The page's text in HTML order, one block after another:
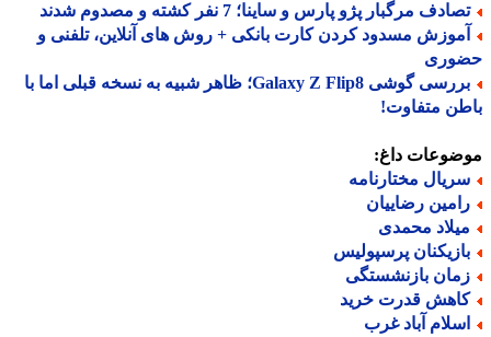
مرگبار پژو پارس و ساینا؛ 7 نفر کشته و مصدوم شدند
مسدود کردن کارت بانکی + روش های آنلاین، تلفنی و
بررسی گوشی Galaxy Z Flip8؛ ظاهر شبیه به نسخه قبلی اما با
متفاوت!
داغ:
مختارنامه
رضاییان
محمدی
پرسپولیس
بازنشستگی
قدرت خرید
آباد غرب